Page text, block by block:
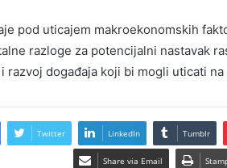
pod uticajem makroekonomskih
razloge za potencijalni nastavak
razvoj događaja koji bi mogli uticati
Twitter LinkedIn Tumblr
Share via Email